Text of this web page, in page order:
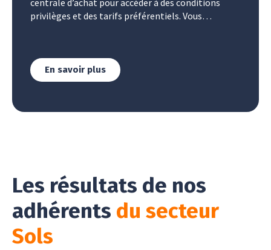
centrale d’achat pour accéder à des conditions
privilèges et des tarifs préférentiels. Vous
professionnels.
En savoir plus
Les résultats de nos
adhérents du secteur
Sols